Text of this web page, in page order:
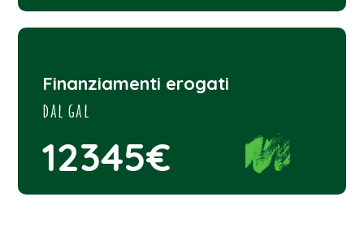
Finanziamenti erogati
dal gal
12345€